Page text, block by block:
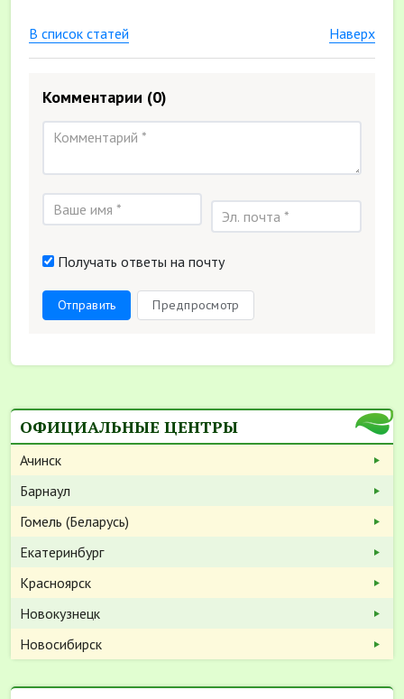
В список статей Наверх
Комментарии (0)
Получать ответы на почту
Отправить Предпросмотр
ОФИЦИАЛЬНЫЕ ЦЕНТРЫ
Ачинск
Барнаул
Гомель (Беларусь)
Екатеринбург
Красноярск
Новокузнецк
Новосибирск